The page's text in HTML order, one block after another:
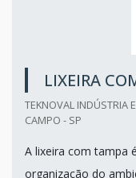
LIXEIRA
TEKNOVAL INDÚSTRIA
CAMPO - SP
A lixeira com tampa
organização do